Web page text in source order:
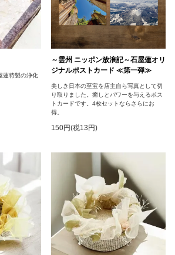
蓮特製の浄化
～雲州 ニッポン放浪記～石屋蓮オリ
ジナルポストカード ≪第一弾≫
美しき日本の至宝を店主自ら写真として切
り取りました。癒しとパワーを与えるポス
トカードです。4枚セットならさらにお
得。
150円(税13円)